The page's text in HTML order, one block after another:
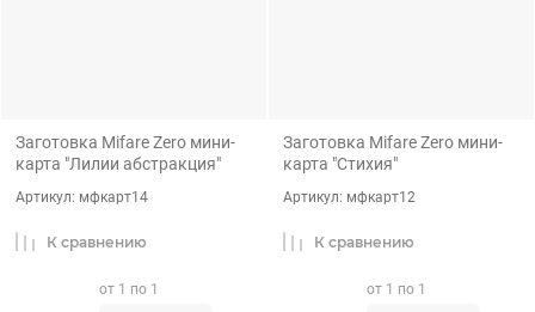
Заготовка Mifare Zero мини-
карта "Лилии абстракция"
Артикул: мфкарт14
от 1 по 1
К сравнению
Заготовка Mifare Zero мини-
карта "Стихия"
Артикул: мфкарт12
от 1 по 1
К сравнению